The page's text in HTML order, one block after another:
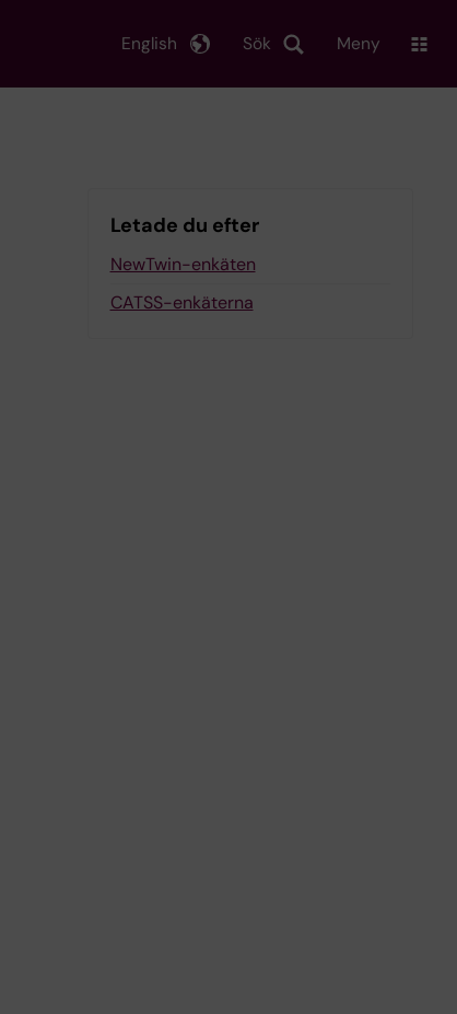
Sök
English Meny
Letade du efter
NewTwin-enkäten
CATSS-enkäterna